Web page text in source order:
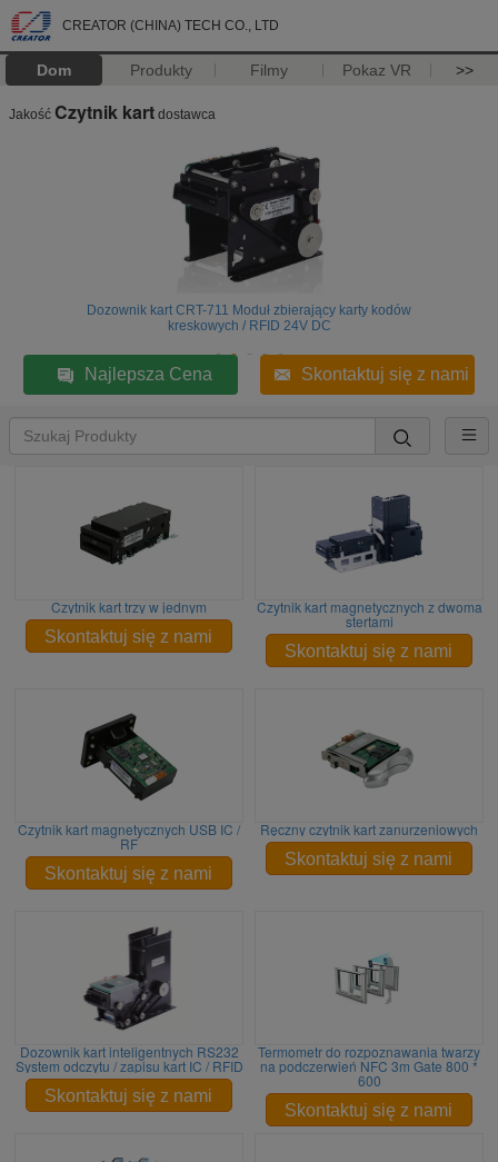
CREATOR (CHINA) TECH CO., LTD
Dom Produkty Filmy Pokaz VR >>
Jakość Czytnik kart dostawca
Dozownik kart CRT-711 Moduł zbierający karty kodów
kreskowych / RFID 24V DC
Najlepsza Cena Skontaktuj się z nami
Czytnik kart trzy w jednym
Skontaktuj się z nami
Czytnik kart magnetycznych z dwoma
stertami
Skontaktuj się z nami
Czytnik kart magnetycznych USB IC /
RF
Skontaktuj się z nami
Ręczny czytnik kart zanurzeniowych
Skontaktuj się z nami
Dozownik kart inteligentnych RS232
System odczytu / zapisu kart IC / RFID
Skontaktuj się z nami
Termometr do rozpoznawania twarzy
na podczerwień NFC 3m Gate 800 *
600
Skontaktuj się z nami